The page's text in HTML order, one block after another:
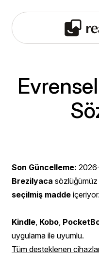
Son Güncelleme:
Brezilyaca sözlüğümüz
seçilmiş madde içeriyor.
Kindle Kobo
uygulama ile uyumlu.
Tüm desteklenen